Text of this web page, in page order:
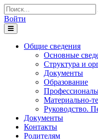
Войти
Toggle
navigation
Общие сведения
Основные
Структура и
Документы
Образование
Материально-
Руководство.
Документы
Контакты
Родителям